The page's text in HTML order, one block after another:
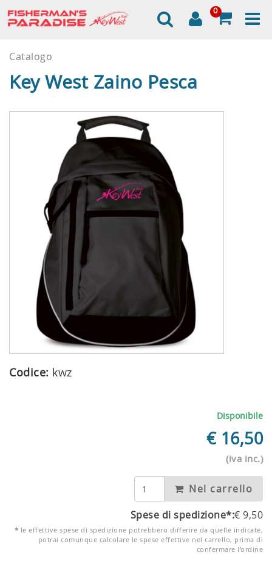
0
Catalogo
Key West Zaino Pesca
Codice: kwz
Disponibile
€ 16,50
(iva inc.)
Nel carrello
Spese di spedizione*:€ 9,50
* le effettive spese di spedizione potrebbero differire da quelle indicate,
potrai comunque calcolare le spese effettive nel carrello, prima di
confermare l'ordine